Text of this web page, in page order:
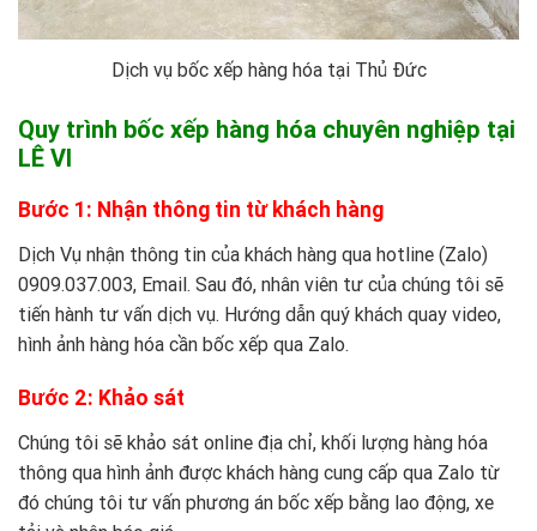
Dịch vụ bốc xếp hàng hóa tại Thủ Đức
Quy trình bốc xếp hàng hóa chuyên nghiệp tại
LÊ VI
Bước 1: Nhận thông tin từ khách hàng
Dịch Vụ nhận thông tin của khách hàng qua hotline (Zalo)
0909.037.003, Email. Sau đó, nhân viên tư của chúng tôi sẽ
tiến hành tư vấn dịch vụ. Hướng dẫn quý khách quay video,
hình ảnh hàng hóa cần bốc xếp qua Zalo.
Bước 2: Khảo sát
Chúng tôi sẽ khảo sát online địa chỉ, khối lượng hàng hóa
thông qua hình ảnh được khách hàng cung cấp qua Zalo từ
đó chúng tôi tư vấn phương án bốc xếp bằng lao động, xe